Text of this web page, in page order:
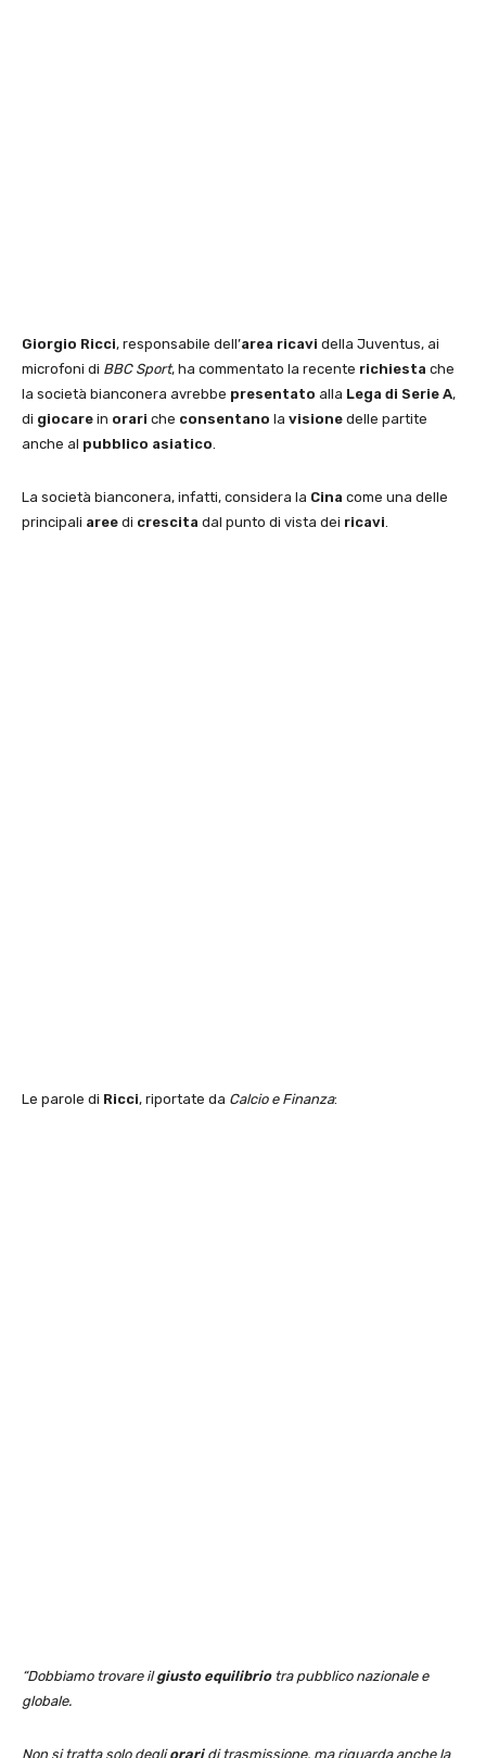
Giorgio Ricci, responsabile dell’area ricavi della Juventus, ai
microfoni di BBC Sport, ha commentato la recente richiesta che
la società bianconera avrebbe presentato alla Lega di Serie A,
di giocare in orari che consentano la visione delle partite
anche al pubblico asiatico
La società bianconera, infatti, considera la Cina come una delle
principali aree di crescita dal punto di vista dei ricavi
Le parole di Ricci, riportate da Calcio e Finanza:
“Dobbiamo trovare ilgiusto equilibriotra pubblico nazionale e
globale.
Non si tratta solo deglioraridi trasmissione, ma riguarda anche la